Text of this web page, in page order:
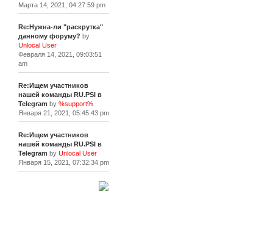
Марта 14, 2021, 04:27:59 pm
Re:Нужна-ли "раскрутка"
данному форуму? by
Unlocal User
Февраля 14, 2021, 09:03:51
am
Re:Ищем участников
нашей команды RU.PSI в
Telegram by %support%
Января 21, 2021, 05:45:43 pm
Re:Ищем участников
нашей команды RU.PSI в
Telegram by Unlocal User
Января 15, 2021, 07:32:34 pm